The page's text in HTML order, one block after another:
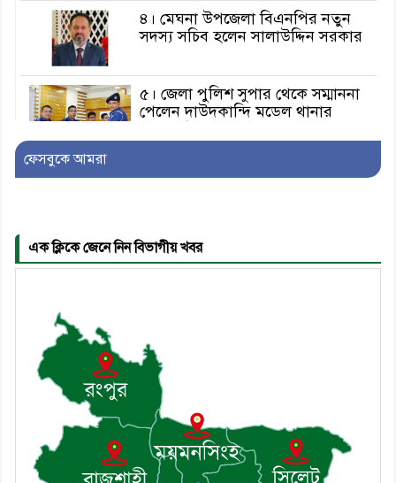
৪। মেঘনা উপজেলা বিএনপির নতুন
সদস্য সচিব হলেন সালাউদ্দিন সরকার
৫। জেলা পুলিশ সুপার থেকে সম্মাননা
পেলেন দাউদকান্দি মডেল থানার
৭। দাউদকান্দিতে মুচি সম্প্রদায়ের
৮। মেঘনায় আইন-শৃঙ্খলা কমিটির
মাসিক সভা অনুষ্ঠিত
৯। জাতীয় নেতা ড. খন্দকার
মোশাররফ হোসেনের মূল্যায়ন কোথায়
এবং একটি বিশ্লেষণ
ফেসবুকে আমরা
এক ক্লিকে জেনে নিন বিভাগীয় খবর